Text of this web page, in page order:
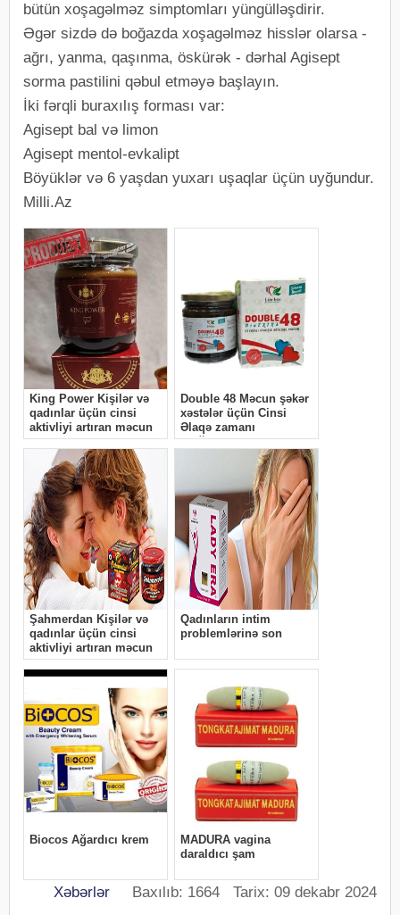
bütün xoşagəlməz simptomları yüngülləşdirir.
Əgər sizdə də boğazda xoşagəlməz hisslər olarsa -
ağrı, yanma, qaşınma, öskürək - dərhal Agisept
sorma pastilini qəbul etməyə başlayın.
İki fərqli buraxılış forması var:
Agisept bal və limon
Agisept mentol-evkalipt
Böyüklər və 6 yaşdan yuxarı uşaqlar üçün uyğundur.
Milli.Az
Xəbərlər Baxılıb: 1664 Tarix: 09 dekabr 2024